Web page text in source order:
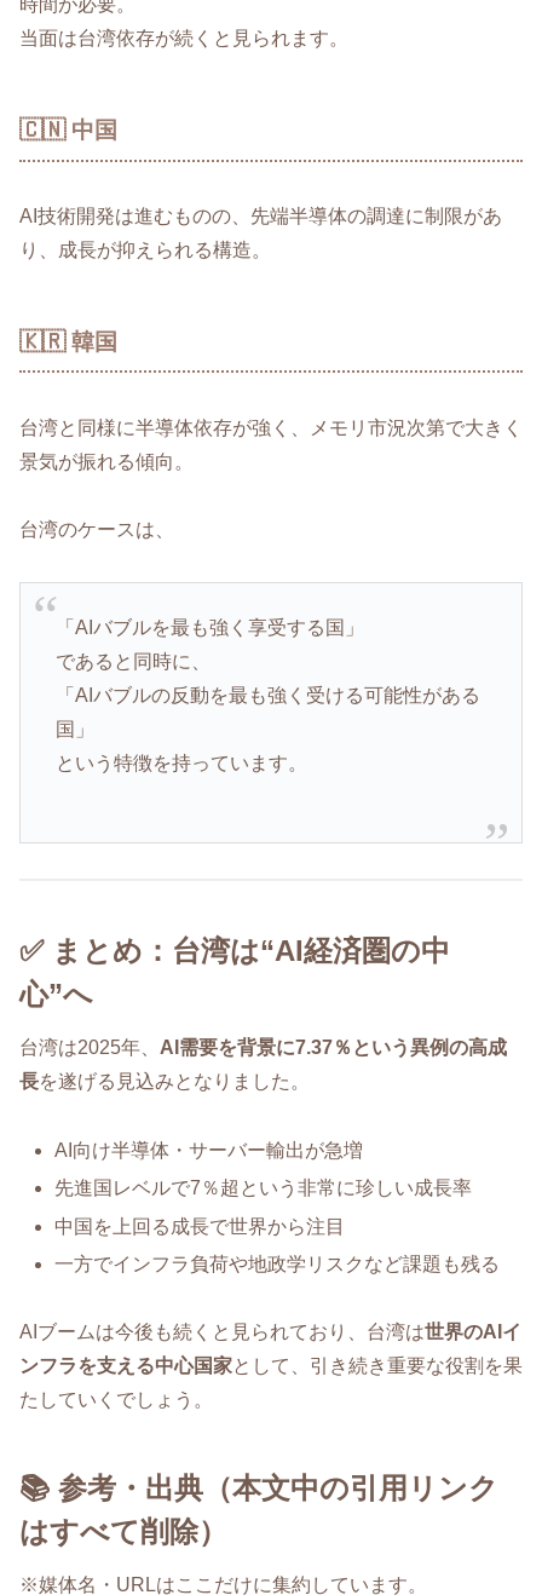
時間が必要。
当面は台湾依存が続くと見られます。
🇨🇳 中国
AI技術開発は進むものの、先端半導体の調達に制限があ
り、成長が抑えられる構造。
🇰🇷 韓国
台湾と同様に半導体依存が強く、メモリ市況次第で大きく
景気が振れる傾向。
台湾のケースは、
「AIバブルを最も強く享受する国」
であると同時に、
「AIバブルの反動を最も強く受ける可能性がある
国」
という特徴を持っています。
✅ まとめ：台湾は“AI経済圏の中
心”へ
台湾は2025年、 AI需要を背景に7.37％という異例の高成
長を遂げる見込みとなりました。
AI向け半導体・サーバー輸出が急増
先進国レベルで7％超という非常に珍しい成長率
中国を上回る成長で世界から注目
一方でインフラ負荷や地政学リスクなど課題も残る
AIブームは今後も続くと見られており、台湾は世界のAIイ
ンフラを支える中心国家として、引き続き重要な役割を果
たしていくでしょう。
📚 参考・出典（本文中の引用リンク
はすべて削除）
※媒体名・URLはここだけに集約しています。